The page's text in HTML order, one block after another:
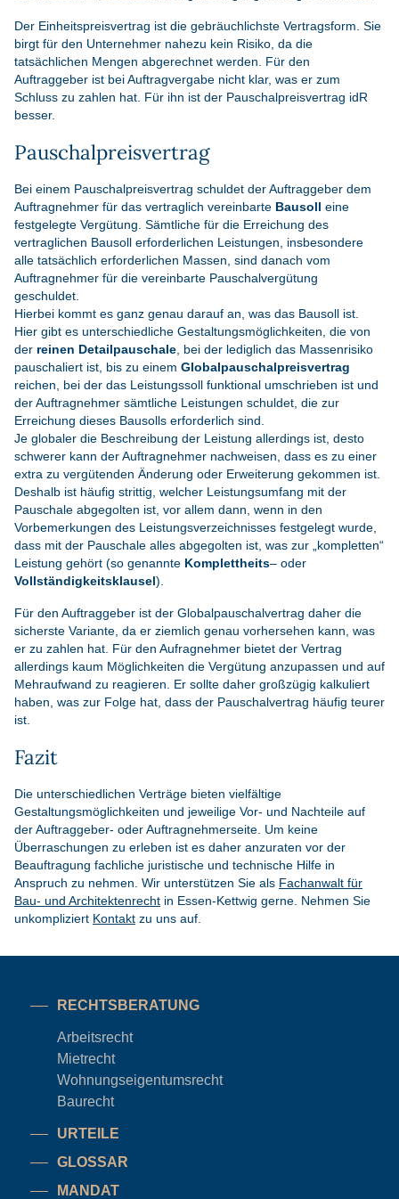
Der Einheitspreisvertrag ist die gebräuchlichste Vertragsform. Sie
birgt für den Unternehmer nahezu kein Risiko, da die
tatsächlichen Mengen abgerechnet werden. Für den
Auftraggeber ist bei Auftragvergabe nicht klar, was er zum
Schluss zu zahlen hat. Für ihn ist der Pauschalpreisvertrag idR
besser.
Pauschalpreisvertrag
Bei einem Pauschalpreisvertrag schuldet der Auftraggeber dem
Auftragnehmer für das vertraglich vereinbarte Bausoll eine
festgelegte Vergütung. Sämtliche für die Erreichung des
vertraglichen Bausoll erforderlichen Leistungen, insbesondere
alle tatsächlich erforderlichen Massen, sind danach vom
Auftragnehmer für die vereinbarte Pauschalvergütung
geschuldet.
Hierbei kommt es ganz genau darauf an, was das Bausoll ist.
Hier gibt es unterschiedliche Gestaltungsmöglichkeiten, die von
der reinen Detailpauschale , bei der lediglich das Massenrisiko
pauschaliert ist, bis zu einem Globalpauschalpreisvertrag
reichen, bei der das Leistungssoll funktional umschrieben ist und
der Auftragnehmer sämtliche Leistungen schuldet, die zur
Erreichung dieses Bausolls erforderlich sind.
Je globaler die Beschreibung der Leistung allerdings ist, desto
schwerer kann der Auftragnehmer nachweisen, dass es zu einer
extra zu vergütenden Änderung oder Erweiterung gekommen ist.
Deshalb ist häufig strittig, welcher Leistungsumfang mit der
Pauschale abgegolten ist, vor allem dann, wenn in den
Vorbemerkungen des Leistungsverzeichnisses festgelegt wurde,
dass mit der Pauschale alles abgegolten ist, was zur „kompletten“
Leistung gehört (so genannte Komplettheits– oder
Vollständigkeitsklausel).
Für den Auftraggeber ist der Globalpauschalvertrag daher die
sicherste Variante, da er ziemlich genau vorhersehen kann, was
er zu zahlen hat. Für den Aufragnehmer bietet der Vertrag
allerdings kaum Möglichkeiten die Vergütung anzupassen und auf
Mehraufwand zu reagieren. Er sollte daher großzügig kalkuliert
haben, was zur Folge hat, dass der Pauschalvertrag häufig teurer
ist.
Fazit
Die unterschiedlichen Verträge bieten vielfältige
Gestaltungsmöglichkeiten und jeweilige Vor- und Nachteile auf
der Auftraggeber- oder Auftragnehmerseite. Um keine
Überraschungen zu erleben ist es daher anzuraten vor der
Beauftragung fachliche juristische und technische Hilfe in
Anspruch zu nehmen. Wir unterstützen Sie als Fachanwalt für
Bau- und Architektenrecht in Essen-Kettwig gerne. Nehmen Sie
unkompliziert Kontakt zu uns auf.
RECHTSBERATUNG
Arbeitsrecht
Mietrecht
Wohnungseigentumsrecht
Baurecht
URTEILE
GLOSSAR
MANDAT